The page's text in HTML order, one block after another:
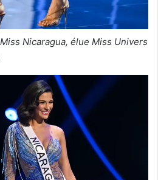
Nicaragua, élue Miss Univers